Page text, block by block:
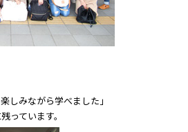
しみながら学べました」
っています。